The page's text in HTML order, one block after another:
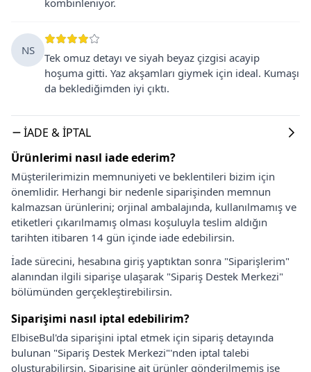
NS
Tek omuz detayı ve siyah beyaz çizgisi acayip
hoşuma gitti. Yaz akşamları giymek için ideal. Kumaşı
da beklediğimden iyi çıktı.
İADE & İPTAL
Ürünlerimi nasıl iade ederim?
Müşterilerimizin memnuniyeti ve beklentileri bizim için
önemlidir. Herhangi bir nedenle siparişinden memnun
kalmazsan ürünlerini; orjinal ambalajında, kullanılmamış ve
etiketleri çıkarılmamış olması koşuluyla teslim aldığın
tarihten itibaren 14 gün içinde iade edebilirsin.
İade sürecini, hesabına giriş yaptıktan sonra "Siparişlerim"
alanından ilgili siparişe ulaşarak "Sipariş Destek Merkezi"
bölümünden gerçekleştirebilirsin.
Siparişimi nasıl iptal edebilirim?
ElbiseBul'da siparişini iptal etmek için sipariş detayında
bulunan "Sipariş Destek Merkezi"'nden iptal talebi
oluşturabilirsin. Siparişine ait ürünler gönderilmemiş ise